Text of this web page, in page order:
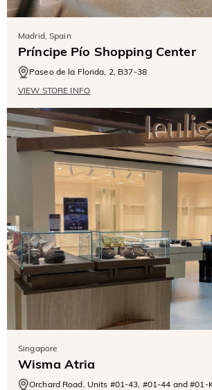
Madrid, Spain
Príncipe Pío Shopping Center
Paseo de la Florida, 2, B37-38
VIEW STORE INFO
Singapore
Wisma Atria
Orchard Road, Units #01-43, #01-44 and #01-